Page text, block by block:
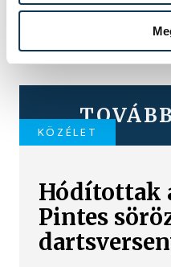
KÖZÉLET
Hódítottak
Pintes